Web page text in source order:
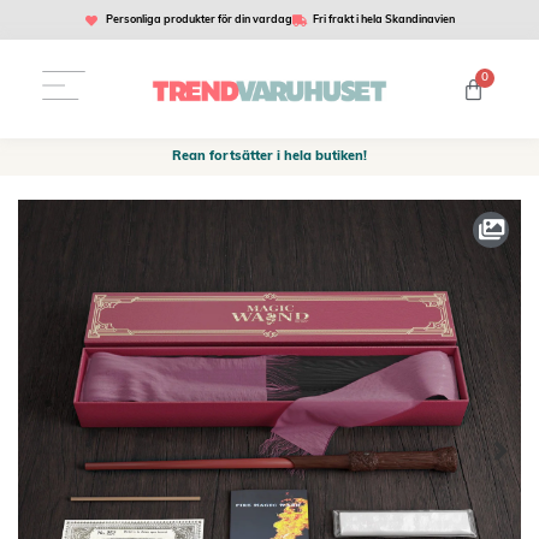
Personliga produkter för din vardag Fri frakt i hela Skandinavien
0
Rean fortsätter i hela butiken!